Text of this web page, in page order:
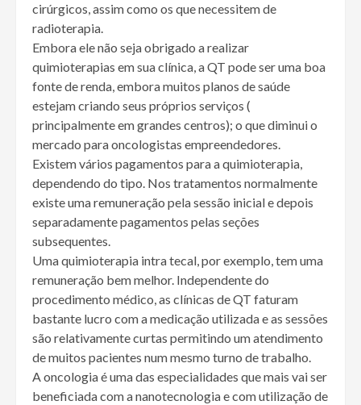
cirúrgicos, assim como os que necessitem de
radioterapia.
Embora ele não seja obrigado a realizar
quimioterapias em sua clínica, a QT pode ser uma boa
fonte de renda, embora muitos planos de saúde
estejam criando seus próprios serviços (
principalmente em grandes centros); o que diminui o
mercado para oncologistas empreendedores.
Existem vários pagamentos para a quimioterapia,
dependendo do tipo. Nos tratamentos normalmente
existe uma remuneração pela sessão inicial e depois
separadamente pagamentos pelas seções
subsequentes.
Uma quimioterapia intra tecal, por exemplo, tem uma
remuneração bem melhor. Independente do
procedimento médico, as clínicas de QT faturam
bastante lucro com a medicação utilizada e as sessões
são relativamente curtas permitindo um atendimento
de muitos pacientes num mesmo turno de trabalho.
A oncologia é uma das especialidades que mais vai ser
beneficiada com a nanotecnologia e com utilização de